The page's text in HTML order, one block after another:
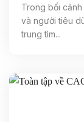
Trong bối
và người tiêu
trung tìm...